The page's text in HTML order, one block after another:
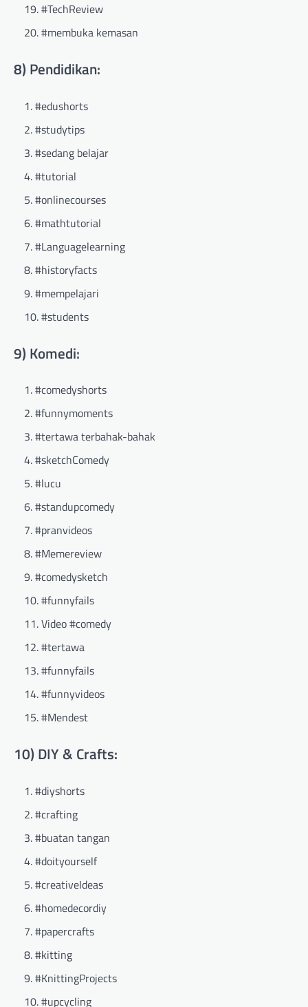
#TechReview
#membuka kemasan
8) Pendidikan:
#edushorts
#studytips
#sedang belajar
#tutorial
#onlinecourses
#mathtutorial
#Languagelearning
#historyfacts
#mempelajari
#students
9) Komedi:
#comedyshorts
#funnymoments
#tertawa terbahak-bahak
#sketchComedy
#lucu
#standupcomedy
#pranvideos
#Memereview
#comedysketch
#funnyfails
Video #comedy
#tertawa
#funnyfails
#funnyvideos
#Mendest
10) DIY & Crafts:
#diyshorts
#crafting
#buatan tangan
#doityourself
#creativeIdeas
#homedecordiy
#papercrafts
#kitting
#KnittingProjects
#upcycling